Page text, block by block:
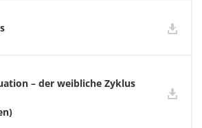
– der weibliche Zyklus